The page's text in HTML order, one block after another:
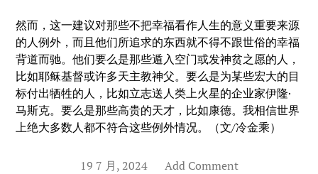
然而，这一建议对那些不把幸福看作人生的意义重要来源
的人例外，而且他们所追求的东西就不得不跟世俗的幸福
背道而驰。他们要么是那些遁入空门或发神贫之愿的人，
比如耶稣基督或许多天主教神父。要么是为某些宏大的目
标付出牺牲的人，比如立志送人类上火星的企业家伊隆·
马斯克。要么是那些高贵的天才，比如康德。我相信世界
上绝大多数人都不符合这些例外情况。（文/冷金乘）
19 7 月, 2024
Add Comment